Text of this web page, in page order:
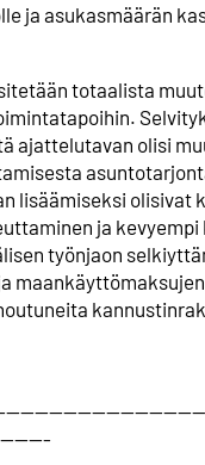
ja asukas­määrän
totaalista
ajattelutavan olisi
lisäämiseksi olisivat
ja kevyempi
työnjaon